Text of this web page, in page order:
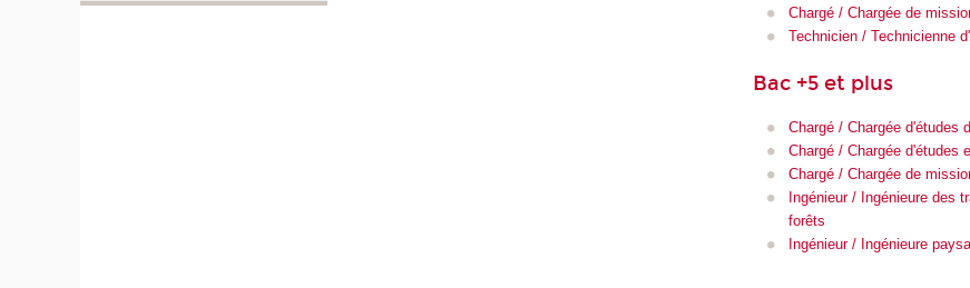
Chargé / Chargée de
Technicien / Technicienne
Bac +5 et plus
Chargé / Chargée d'études
Chargé / Chargée d'études
Chargé / Chargée de
Ingénieur / Ingénieure des
forêts
Ingénieur / Ingénieure